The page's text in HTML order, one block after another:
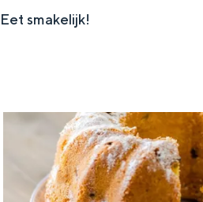
Eet smakelijk!